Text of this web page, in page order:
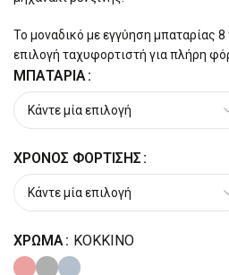
Το μοναδικό με εγγύηση μπαταρίας
επιλογή ταχυφορτιστή για πλήρη
ΜΠΑΤΑΡΊΑ
ΧΡΌΝΟΣ ΦΌΡΤΙΣΗΣ
ΧΡΏΜΑ ΚΌΚΚΙΝΟ